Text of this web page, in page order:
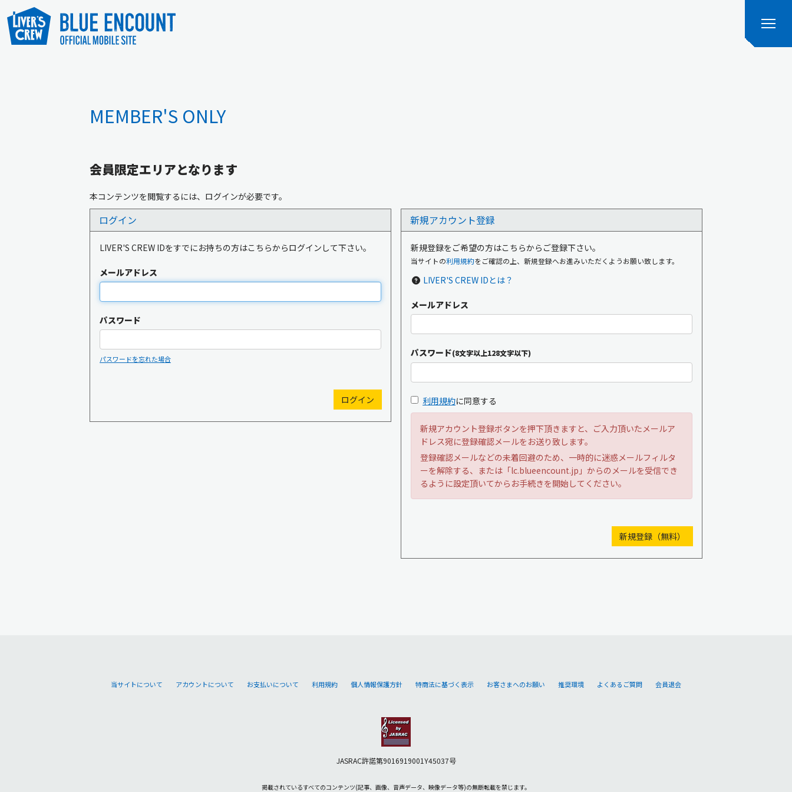
ログイン
OFFICIAL SITE
MEMBER'S ONLY
会員限定エリアとなります
本コンテンツを閲覧するには、ログインが必要です。
ログイン
LIVER'S CREW IDをすでにお持ちの方はこちらからログインして下さい。
メールアドレス
パスワード
パスワードを忘れた場合
新規アカウント登録
新規登録をご希望の方はこちらからご登録下さい。
当サイトの利用規約をご確認の上、新規登録へお進みいただくようお願い致します。
LIVER'S CREW IDとは？
メールアドレス
パスワード(8文字以上128文字以下)
利用規約に同意する
新規アカウント登録ボタンを押下頂きますと、ご入力頂いたメールア
ドレス宛に登録確認メールをお送り致します。
登録確認メールなどの未着回避のため、一時的に迷惑メールフィルタ
ーを解除する、または「lc.blueencount.jp」からのメールを受信でき
るように設定頂いてからお手続きを開始してください。
当サイトについて アカウントについて お支払いについて 利用規約 個人情報保護方針 特商法に基づく表示 お客さまへのお願い 推奨環境 よくあるご質問 会員退会
JASRAC許諾第9016919001Y45037号
掲載されているすべてのコンテンツ(記事、画像、音声データ、映像データ等)の無断転載を禁じます。